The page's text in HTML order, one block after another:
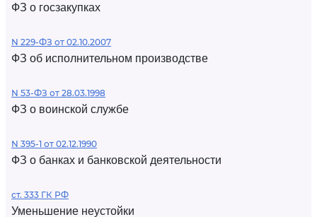
ФЗ о госзакупках
N 229-ФЗ от 02.10.2007
ФЗ об исполнительном производстве
N 53-ФЗ от 28.03.1998
ФЗ о воинской службе
N 395-1 от 02.12.1990
ФЗ о банках и банковской деятельности
ст. 333 ГК РФ
Уменьшение неустойки